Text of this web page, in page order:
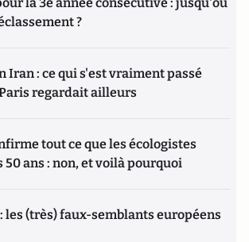
?
Iran : ce qui s'est vraiment passé
regardait ailleurs
tout ce que les écologistes
ans : non, et voilà pourquoi
(très) faux-semblants européens